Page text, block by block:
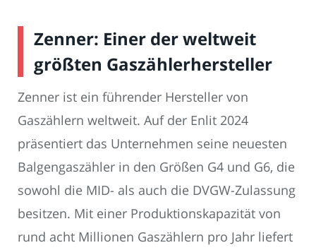
Zenner: Einer der weltweit
größten Gaszählerhersteller
Zenner ist ein führender Hersteller von
Gaszählern weltweit. Auf der Enlit 2024
präsentiert das Unternehmen seine neuesten
Balgengaszähler in den Größen G4 und G6, die
sowohl die MID- als auch die DVGW-Zulassung
besitzen. Mit einer Produktionskapazität von
rund acht Millionen Gaszählern pro Jahr liefert